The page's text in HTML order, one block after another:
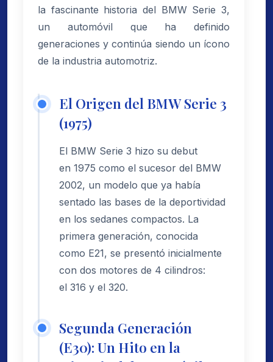
la fascinante historia del BMW Serie 3,
un automóvil que ha definido
generaciones y continúa siendo un ícono
de la industria automotriz.
El Origen del BMW Serie 3
(1975)
El BMW Serie 3 hizo su debut
en 1975 como el sucesor del BMW
2002, un modelo que ya había
sentado las bases de la deportividad
en los sedanes compactos. La
primera generación, conocida
como E21, se presentó inicialmente
con dos motores de 4 cilindros:
el 316 y el 320.
Segunda Generación
(E30): Un Hito en la